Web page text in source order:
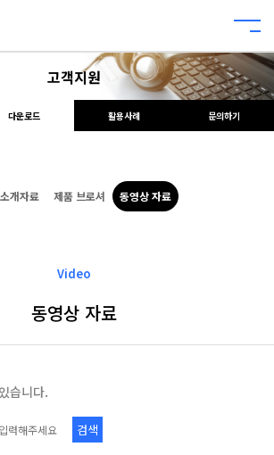
고객지원
다운로드 활용사례 문의하기
개자료 제품 브로셔 동영상 자료
Video
동영상 자료
습니다.
검색